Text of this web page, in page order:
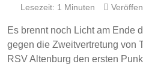
Lesezeit: 1 Minuten
Es brennt noch Licht am Ende
gegen die Zweitvertretung von
RSV Altenburg den ersten